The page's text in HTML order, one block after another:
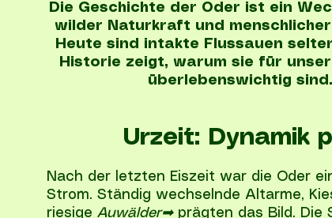
Die Geschichte der Oder ist ein
wilder Naturkraft und
Heute sind intakte Flussauen
Historie zeigt, warum sie für
überlebenswichtig sind.
Urzeit: Dynamik
Nach der letzten Eiszeit war die Oder
Strom. Ständig wechselnde Altarme,
riesige Auwälder➡prägten das Bild. Die